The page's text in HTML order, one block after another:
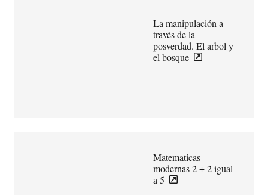
La manipulación a
través de la
posverdad. El arbol y
el bosque
Matematicas
modernas 2 + 2 igual
a 5